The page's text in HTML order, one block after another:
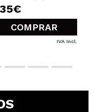
COMPRAR
IVA Incl.